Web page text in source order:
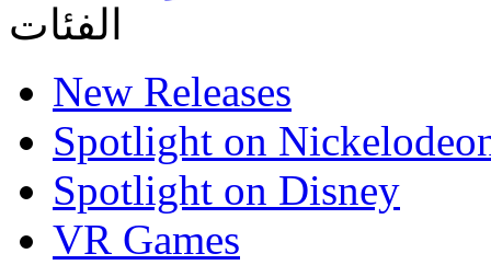
الفئات
New Releases
Spotlight on
Spotlight on Disney
VR Games